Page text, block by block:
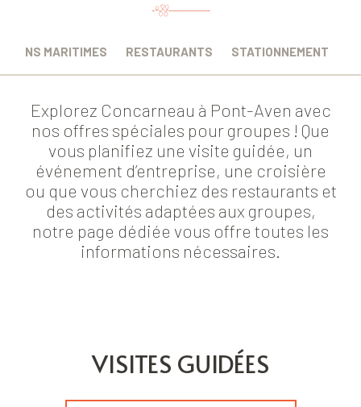
MARITIMES RESTAURANTS STATIONNEMENT
Explorez Concarneau à Pont-Aven avec
nos offres spéciales pour groupes ! Que
vous planifiez une visite guidée, un
événement d’entreprise, une croisière
ou que vous cherchiez des restaurants et
des activités adaptées aux groupes,
notre page dédiée vous offre toutes les
informations nécessaires.
VISITES GUIDÉES